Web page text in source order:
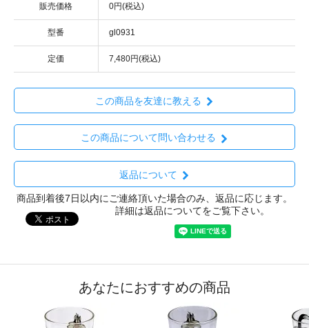
販売価格 0円(税込)
型番 gl0931
定価 7,480円(税込)
この商品を友達に教える
この商品について問い合わせる
返品について
商品到着後7日以内にご連絡頂いた場合のみ、返品に応じます。
詳細は返品についてをご覧下さい。
あなたにおすすめの商品